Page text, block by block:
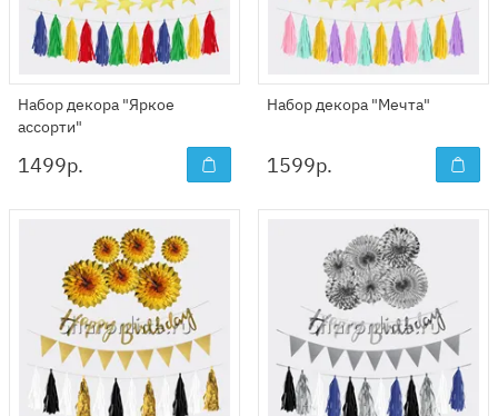
Набор декора "Яркое
ассорти"
1499р.
Набор декора "Мечта"
1599р.